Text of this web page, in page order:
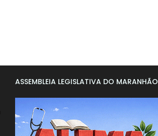
ASSEMBLEIA LEGISLATIVA DO MARANHÃO